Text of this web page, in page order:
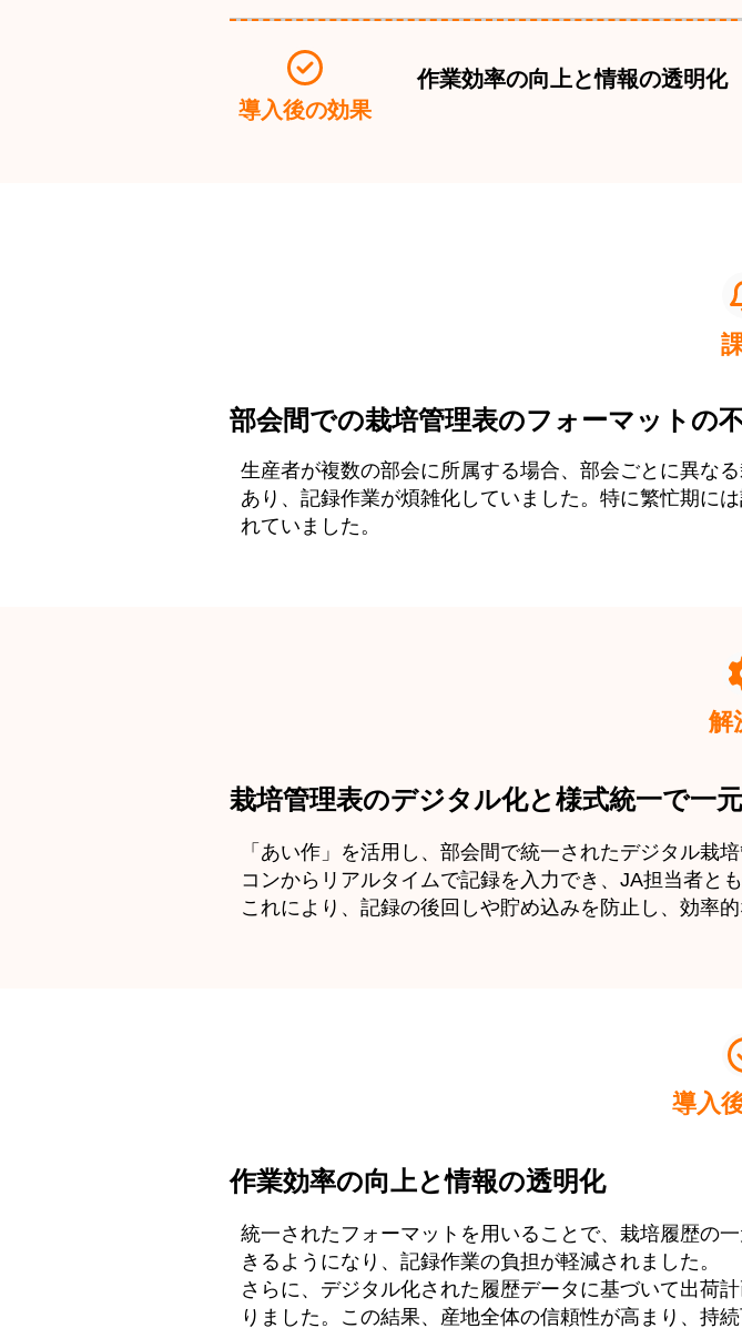
導入後の効果
作業効率の向上と情報の透明化
部会間での栽培管理表のフォーマットの
生産者が複数の部会に所属する場合、部会ごとに異な
あり、記録作業が煩雑化していました。特に繁忙期に
れていました。
解
栽培管理表のデジタル化と様式統一で一
「あい作」を活用し、部会間で統一されたデジタル栽
コンからリアルタイムで記録を入力でき、JA担当者と
これにより、記録の後回しや貯め込みを防止し、効率的
導入
作業効率の向上と情報の透明化
統一されたフォーマットを用いることで、栽培履歴の
きるようになり、記録作業の負担が軽減されました。
さらに、デジタル化された履歴データに基づいて出荷
りました。この結果、産地全体の信頼性が高まり、持